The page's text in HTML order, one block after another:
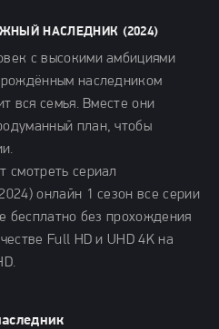
НАСЛЕДНИК (2024)
с высокими амбициями
наследником
вся семья. Вместе они
план, чтобы
смотреть сериал
онлайн 1 сезон все серии
бесплатно без прохождения
Full HD и UHD 4K на